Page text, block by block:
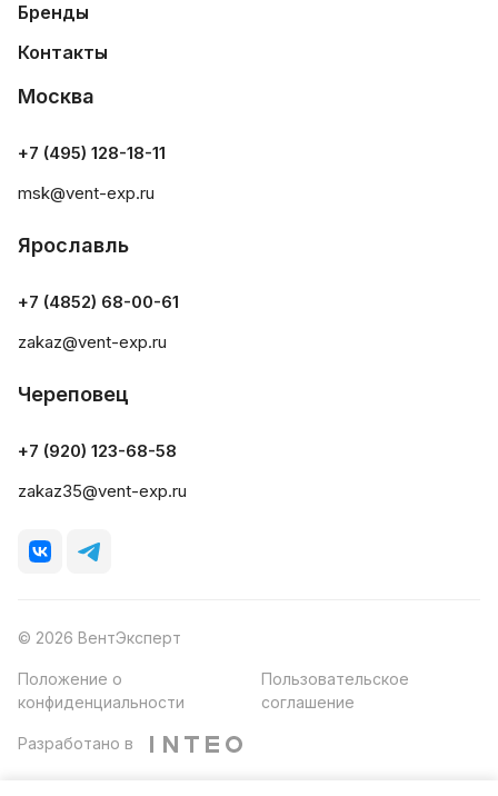
Бренды
Контакты
Москва
+7 (495) 128-18-11
msk@vent-exp.ru
Ярославль
+7 (4852) 68-00-61
zakaz@vent-exp.ru
Череповец
+7 (920) 123-68-58
zakaz35@vent-exp.ru
© 2026 ВентЭксперт
Положение о
конфиденциальности
Пользовательское
соглашение
Разработано в